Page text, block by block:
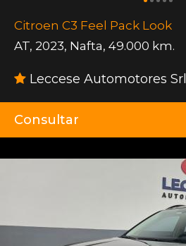
Citroen C3 Feel Pack Look
AT, 2023, Nafta, 49.000 km.
Leccese Automotores Srl
Consultar